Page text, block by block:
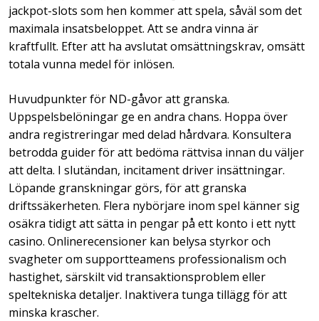
jackpot-slots som hen kommer att spela, såväl som det
maximala insatsbeloppet. Att se andra vinna är
kraftfullt. Efter att ha avslutat omsättningskrav, omsätt
totala vunna medel för inlösen.
Huvudpunkter för ND-gåvor att granska.
Uppspelsbelöningar ge en andra chans. Hoppa över
andra registreringar med delad hårdvara. Konsultera
betrodda guider för att bedöma rättvisa innan du väljer
att delta. I slutändan, incitament driver insättningar.
Löpande granskningar görs, för att granska
driftssäkerheten. Flera nybörjare inom spel känner sig
osäkra tidigt att sätta in pengar på ett konto i ett nytt
casino. Onlinerecensioner kan belysa styrkor och
svagheter om supportteamens professionalism och
hastighet, särskilt vid transaktionsproblem eller
speltekniska detaljer. Inaktivera tunga tillägg för att
minska krascher.